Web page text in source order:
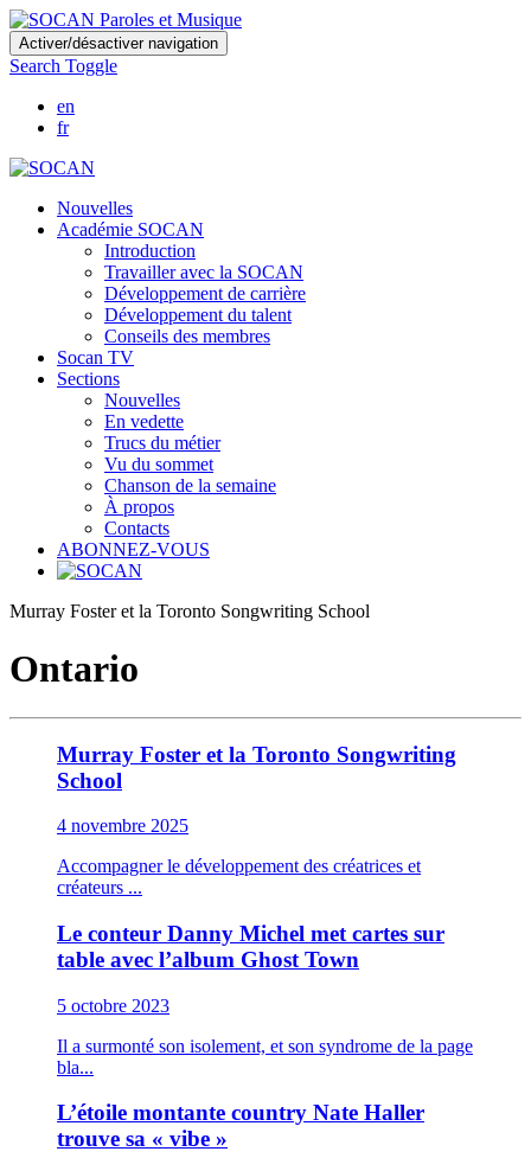
Skip
to
main
content
Activer/désactiver navigation
Search Toggle
en
fr
Nouvelles
Académie SOCAN
Introduction
Travailler avec la SOCAN
Développement de carrière
Développement du talent
Conseils des membres
Socan TV
Sections
Nouvelles
En vedette
Trucs du métier
Vu du sommet
Chanson de la semaine
À propos
Contacts
ABONNEZ-VOUS
Murray Foster et la Toronto Songwriting School
Ontario
Murray Foster et la Toronto Songwriting
School
4 novembre 2025
Accompagner le développement des créatrices et
créateurs ...
Le conteur Danny Michel met cartes sur
table avec l’album Ghost Town
5 octobre 2023
Il a surmonté son isolement, et son syndrome de la page
bla...
L’étoile montante country Nate Haller
trouve sa « vibe »